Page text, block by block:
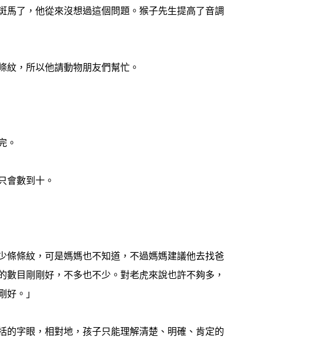
了，他從來沒想過這個問題。猴子先生提高了音調
，所以他請動物朋友們幫忙。
。
數到十。
條紋，可是媽媽也不知道，不過媽媽建議他去找爸
目剛剛好，不多也不少。對老虎來說也許不夠多，
好。」
字眼，相對地，孩子只能理解清楚、明確、肯定的